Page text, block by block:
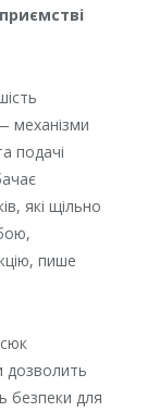
механізми
подачі
які щільно
пише
дозволить
безпеки для